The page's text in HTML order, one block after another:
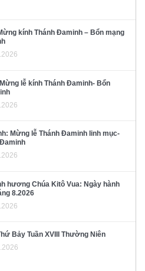
kính Thánh Đaminh – Bổn mạng
lễ kính Thánh Đaminh- Bổn
Mừng lễ Thánh Đaminh linh mục-
hương Chúa Kitô Vua: Ngày hành
8.2026
Bảy Tuần XVIII Thường Niên